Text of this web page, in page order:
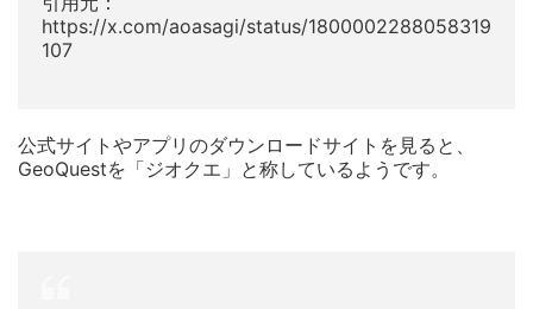
https://x.com/aoasagi/status/1800002288058319
107
公式サイトやアプリのダウンロードサイトを見ると、
GeoQuestを「ジオクエ」と称しているようです。